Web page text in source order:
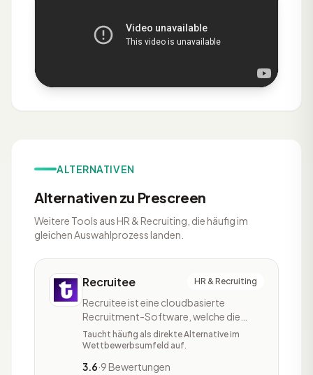
ALTERNATIVEN
Alternativen zu Prescreen
Weitere Tools aus HR & Recruiting, die häufig im
gleichen Auswahlprozess landen.
Recruitee HR & Recruiting
Recruitee ist eine cloudbasierte
Recruitment-Software, welche die
Erstellung von Stellenanzeigen, die
Verwaltung von Bewerberinnen und
erleichtert. Recruitee verfügt über
Taucht häufig als direkte Alternative im
Wettbewerbsumfeld auf.
3.6·9 Bewertungen